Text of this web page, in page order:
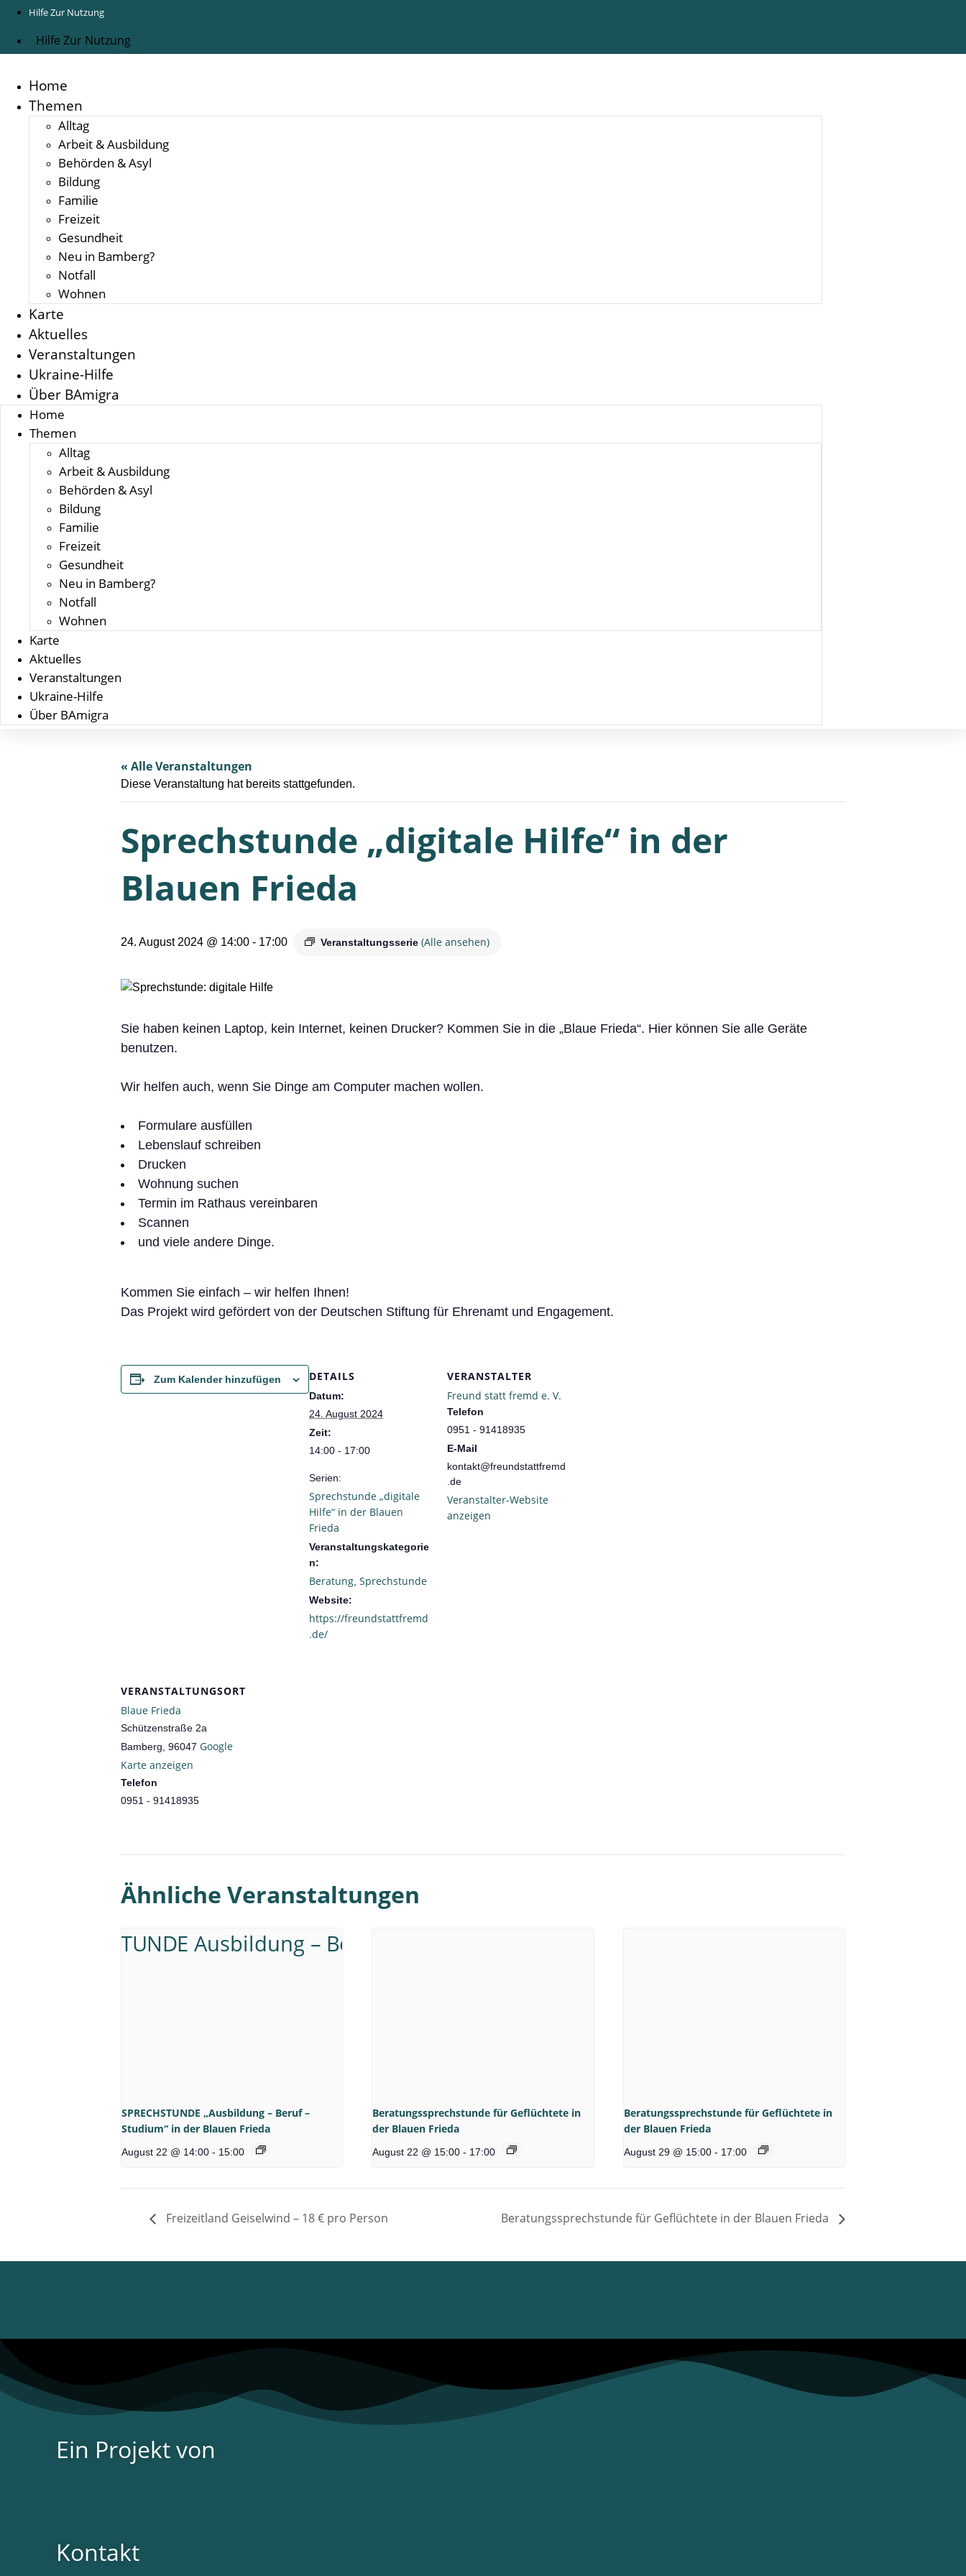
Hilfe Zur Nutzung
Hilfe Zur Nutzung
Home
Themen
Alltag
Arbeit & Ausbildung
Behörden & Asyl
Bildung
Familie
Freizeit
Gesundheit
Neu in Bamberg?
Notfall
Wohnen
Karte
Aktuelles
Veranstaltungen
Ukraine-Hilfe
Über BAmigra
Home
Themen
Alltag
Arbeit & Ausbildung
Behörden & Asyl
Bildung
Familie
Freizeit
Gesundheit
Neu in Bamberg?
Notfall
Wohnen
Karte
Aktuelles
Veranstaltungen
Ukraine-Hilfe
Über BAmigra
« Alle Veranstaltungen
Diese Veranstaltung hat bereits stattgefunden.
Sprechstunde „digitale Hilfe“ in der
Blauen Frieda
24. August 2024 @ 14:00 - 17:00 Veranstaltungsserie (Alle ansehen)
Sie haben keinen Laptop, kein Internet, keinen Drucker? Kommen Sie in die „Blaue Frieda“. Hier können Sie alle Geräte
benutzen.
Wir helfen auch, wenn Sie Dinge am Computer machen wollen.
Formulare ausfüllen
Lebenslauf schreiben
Drucken
Wohnung suchen
Termin im Rathaus vereinbaren
Scannen
und viele andere Dinge.
Kommen Sie einfach – wir helfen Ihnen!
Das Projekt wird gefördert von der Deutschen Stiftung für Ehrenamt und Engagement.
Zum Kalender hinzufügen DETAILS
Datum:
24. August 2024
Zeit:
14:00 - 17:00
Serien:
Sprechstunde „digitale
Hilfe“ in der Blauen
Frieda
Veranstaltungskategorie
n:
Beratung Sprechstunde
Website:
https://freundstattfremd
.de/
VERANSTALTER
Freund statt fremd e. V.
Telefon
0951 - 91418935
E-Mail
kontakt@freundstattfremd
.de
Veranstalter-Website
anzeigen
VERANSTALTUNGSORT
Blaue Frieda
Schützenstraße 2a
Bamberg 96047 Google
Karte anzeigen
Telefon
0951 - 91418935
Ähnliche Veranstaltungen
SPRECHSTUNDE „Ausbildung – Beruf –
Studium“ in der Blauen Frieda
August 22 @ 14:00 - 15:00
Beratungssprechstunde für Geflüchtete in
der Blauen Frieda
August 22 @ 15:00 - 17:00
Beratungssprechstunde für Geflüchtete in
der Blauen Frieda
August 29 @ 15:00 - 17:00
Freizeitland Geiselwind – 18 € pro Person Beratungssprechstunde für Geflüchtete in der Blauen Frieda
Ein Projekt von
Kontakt